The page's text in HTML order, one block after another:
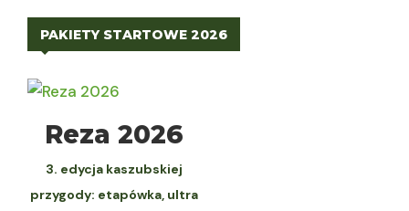
PAKIETY STARTOWE 2026
WYBIERZ
Reza 2026
3. edycja kaszubskiej
przygody: etapówka, ultra